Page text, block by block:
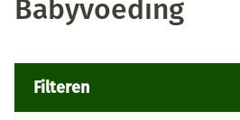
Babyvoeding
Filteren